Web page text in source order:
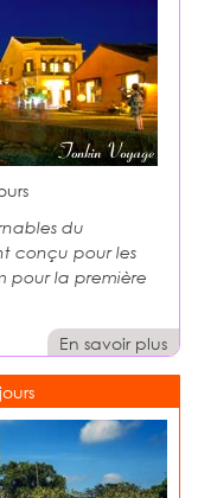
du
conçu pour les
pour la première
En savoir plus